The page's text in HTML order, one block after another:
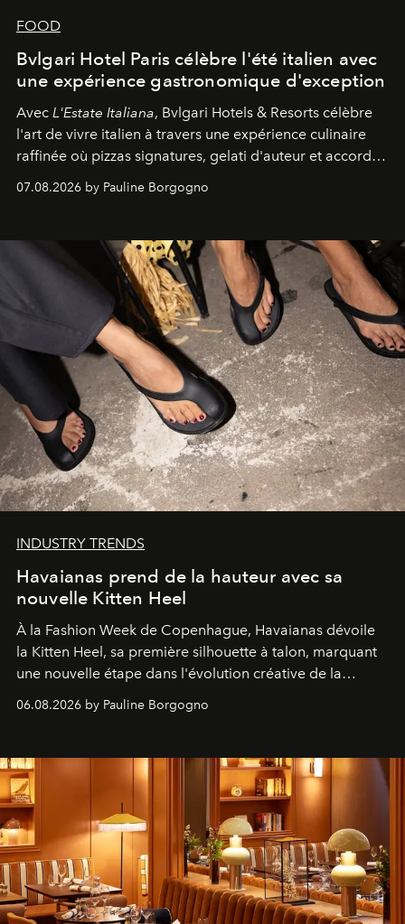
FOOD
Bvlgari Hotel Paris célèbre l'été italien avec
une expérience gastronomique d'exception
Avec L'Estate Italiana, Bvlgari Hotels & Resorts célèbre
l'art de vivre italien à travers une expérience culinaire
raffinée où pizzas signatures, gelati d'auteur et accords
07.08.2026 by Pauline Borgogno
INDUSTRY TRENDS
Havaianas prend de la hauteur avec sa
nouvelle Kitten Heel
À la Fashion Week de Copenhague, Havaianas dévoile
la Kitten Heel, sa première silhouette à talon, marquant
une nouvelle étape dans l'évolution créative de la
06.08.2026 by Pauline Borgogno